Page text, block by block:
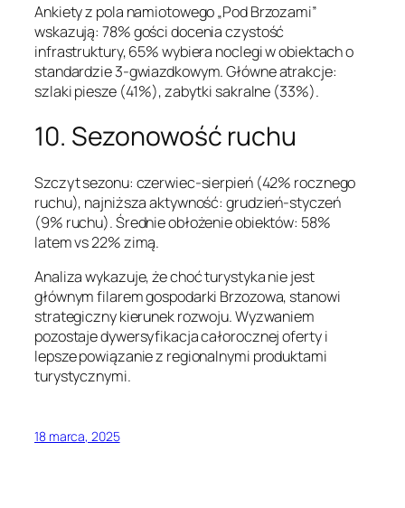
Ankiety z pola namiotowego „Pod Brzozami”
wskazują: 78% gości docenia czystość
infrastruktury, 65% wybiera noclegi w obiektach o
standardzie 3-gwiazdkowym. Główne atrakcje:
szlaki piesze (41%), zabytki sakralne (33%).
10. Sezonowość ruchu
Szczyt sezonu: czerwiec-sierpień (42% rocznego
ruchu), najniższa aktywność: grudzień-styczeń
(9% ruchu). Średnie obłożenie obiektów: 58%
latem vs 22% zimą.
Analiza wykazuje, że choć turystyka nie jest
głównym filarem gospodarki Brzozowa, stanowi
strategiczny kierunek rozwoju. Wyzwaniem
pozostaje dywersyfikacja całorocznej oferty i
lepsze powiązanie z regionalnymi produktami
turystycznymi.
18 marca, 2025